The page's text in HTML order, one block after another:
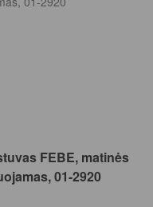
FEBE, matinės
01-2920